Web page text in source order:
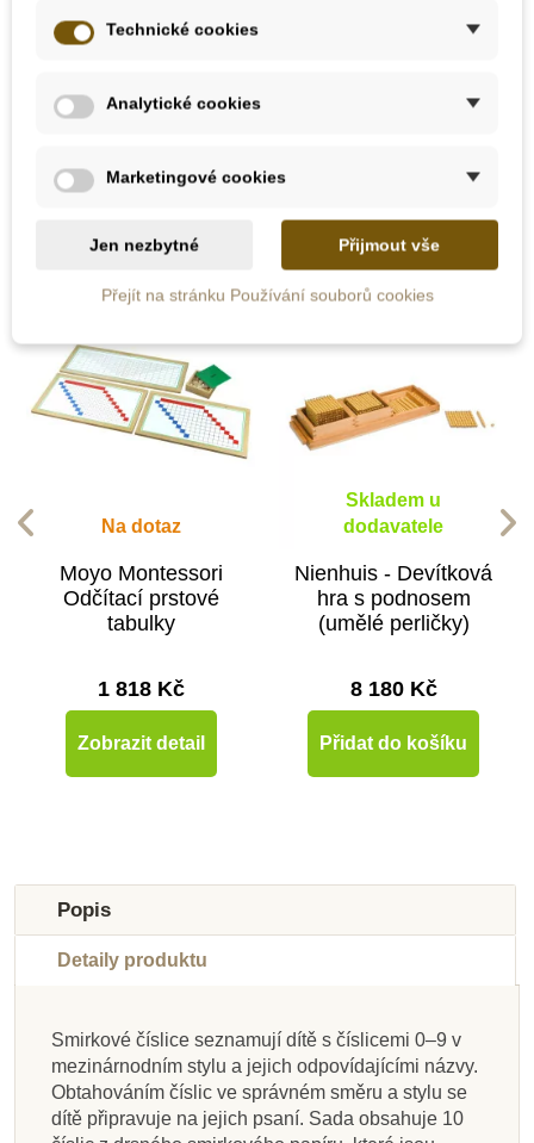
10 dalších produktů ve stejné
Na dotaz
Moyo Montessori
Odčítací prstové
tabulky
1 818 Kč
Zobrazit detail
Skladem u
dodavatele
Nienhuis - Devítková
hra s podnosem
(umělé perličky)
8 180 Kč
Přidat do košíku
Na dotaz
Nienhuis - Smirkové
Skladem
Moyo Montessori 45
Skladem u
dodavatele
Nienhuis - Linkované
Skladem
Moyo Montessori
Skladem u
dodavatele
Nienhuis - Seguinova
Skladem
Moyo Montessori
Skladem u
dodavatele
Nienhuis - Pracovní
Skladem
Moyo Montessori
Popis
Detaily produktu
Smirkové číslice seznamují dítě s číslicemi 0–9 v
mezinárnodním stylu a jejich odpovídajícími názvy.
Obtahováním číslic ve správném směru a stylu se
dítě připravuje na jejich psaní. Sada obsahuje 10
Technické cookies
Analytické cookies
Marketingové cookies
Jen nezbytné Přijmout vše
Přejít na stránku Používání souborů cookies